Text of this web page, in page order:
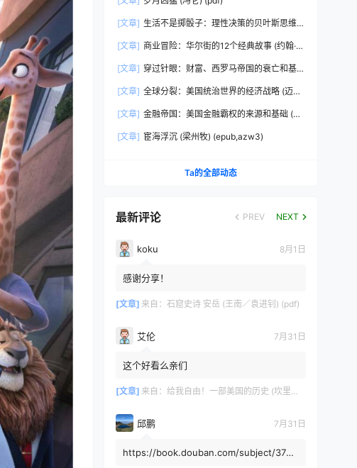
[文章] 生活不是掷骰子：理性决策的贝叶斯思维
[文章] 商业冒险：华尔街的12个经典故事 (约翰·布
[文章] 穿过针眼：财富、西罗马帝国的衰亡和基
(epub,azw3,pdf)
[文章] 全球分裂：美国统治世界的经济战略 (迈克
[文章] 金融帝国：美国金融霸权的来源和基础 (迈
[文章] 宦海浮沉 (梁州牧) (epub,azw3)
Ta的全部动态
最新评论 PREV NEXT
koku 8月1日
感谢分享！
[文章] 来自： 石窟史诗 安岳 (王南／袁进钊) (pdf)
艾伦 7月31日
这个好看么亲们
[文章] 来自： 给我自由！一部美国的历史 (坎里克·方纳／埃里克·方纳) (mobi+azw3+epub)
邱鹏 7月31日
https://book.douban.com/subject/3725